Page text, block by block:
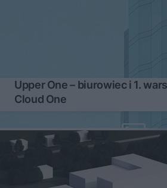
Upper One – biurowiec i 1.
Cloud One